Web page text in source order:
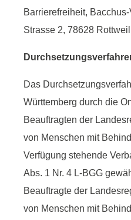
Barrierefreiheit,
Strasse 2, 78628
Das
Württemberg durch die
Beauftragten der
von Menschen mit
Verfügung stehende
Abs. 1 Nr. 4 L-BGG
Beauftragte der
von Menschen mit